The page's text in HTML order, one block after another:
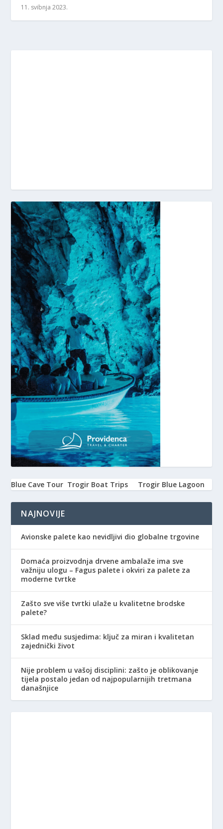
11. svibnja 2023.
Blue Cave Tour Trogir Boat Trips Trogir Blue Lagoon
NAJNOVIJE
Avionske palete kao nevidljivi dio globalne trgovine
Domaća proizvodnja drvene ambalaže ima sve
važniju ulogu – Fagus palete i okviri za palete za
moderne tvrtke
Zašto sve više tvrtki ulaže u kvalitetne brodske
palete?
Sklad među susjedima: ključ za miran i kvalitetan
zajednički život
Nije problem u vašoj disciplini: zašto je oblikovanje
tijela postalo jedan od najpopularnijih tretmana
današnjice